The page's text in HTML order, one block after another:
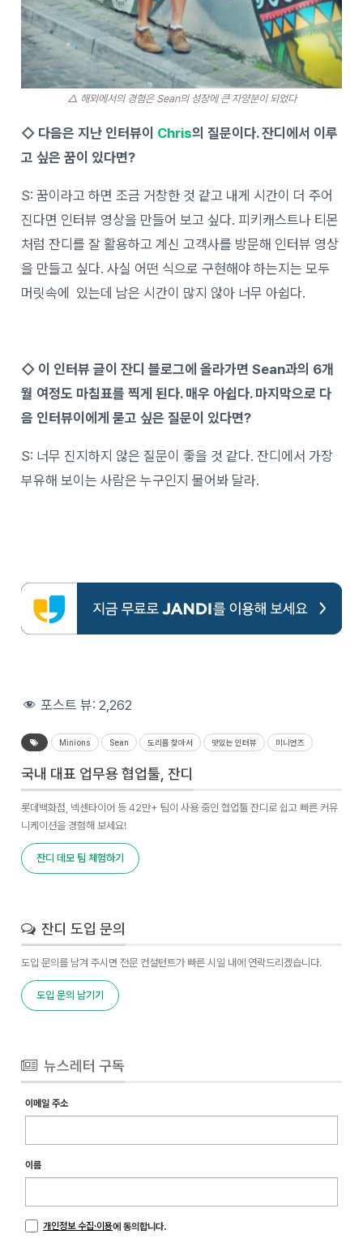
△ 해외에서의 경험은 Sean의 성장에 큰 자양분이 되었다
◇ 다음은 지난 인터뷰이 Chris의 질문이다. 잔디에서 이루
고 싶은 꿈이 있다면?
S: 꿈이라고 하면 조금 거창한 것 같고 내게 시간이 더 주어
진다면 인터뷰 영상을 만들어 보고 싶다. 피키캐스트나 티몬
처럼 잔디를 잘 활용하고 계신 고객사를 방문해 인터뷰 영상
을 만들고 싶다.사실 어떤 식으로 구현해야 하는지는 모두
머릿속에 있는데 남은 시간이 많지 않아 너무 아쉽다.
◇ 이 인터뷰 글이 잔디 블로그에 올라가면 Sean과의 6개
월 여정도 마침표를 찍게 된다. 매우 아쉽다. 마지막으로 다
음 인터뷰이에게 묻고 싶은 질문이 있다면?
S: 너무 진지하지 않은 질문이 좋을 것 같다. 잔디에서 가장
부유해 보이는 사람은 누구인지 물어봐 달라.
포스트 뷰:2,262
Minions Sean 도리를 찾아서 맛있는 인터뷰 미니언즈
국내 대표 업무용 협업툴, 잔디
롯데백화점, 넥센타이어 등 42만+ 팀이 사용 중인 협업툴 잔디로 쉽고 빠른 커뮤
니케이션을 경험해 보세요!
잔디 데모 팀 체험하기
잔디 도입 문의
도입 문의를 남겨 주시면 전문 컨설턴트가 빠른 시일 내에 연락드리겠습니다.
도입 문의 남기기
뉴스레터 구독
이메일 주소
이름
개인정보 수집·이용에 동의합니다.